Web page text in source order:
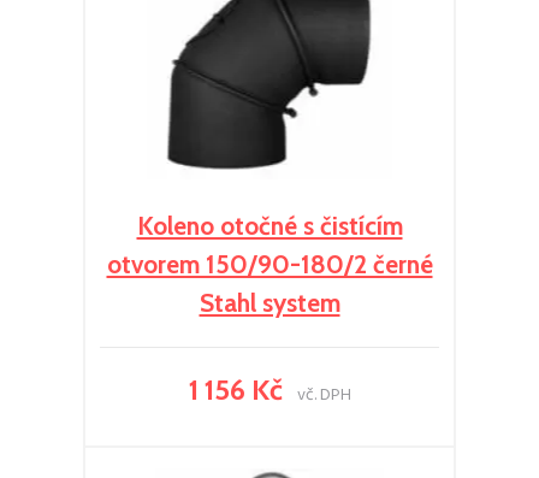
Koleno otočné s čistícím
otvorem 150/90-180/2 černé
Stahl system
1 156 Kč vč. DPH